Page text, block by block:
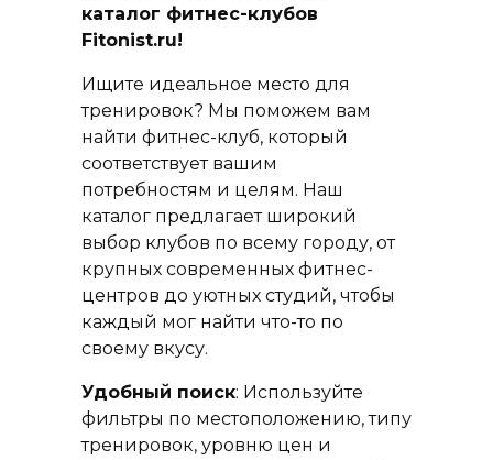
каталог фитнес-клубов
Fitonist.ru!
Ищите идеальное место для
тренировок? Мы поможем вам
найти фитнес-клуб, который
соответствует вашим
потребностям и целям. Наш
каталог предлагает широкий
выбор клубов по всему городу, от
крупных современных фитнес-
центров до уютных студий, чтобы
каждый мог найти что-то по
своему вкусу.
Удобный поиск: Используйте
фильтры по местоположению, типу
тренировок, уровню цен и